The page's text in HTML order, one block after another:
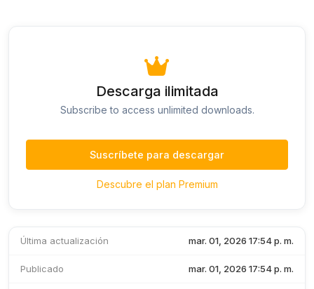
Descarga ilimitada
Subscribe to access unlimited downloads.
Suscríbete para descargar
Descubre el plan Premium
Última actualización mar. 01, 2026 17:54 p. m.
Publicado mar. 01, 2026 17:54 p. m.